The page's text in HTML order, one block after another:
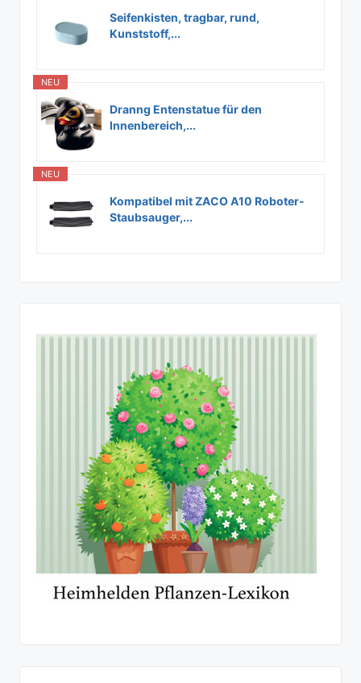
Seifenkisten, tragbar, rund,
Kunststoff,...
NEU
Dranng Entenstatue für den
Innenbereich,...
NEU
Kompatibel mit ZACO A10 Roboter-
Staubsauger,...